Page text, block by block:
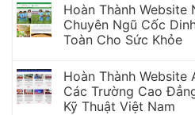
Hoàn Thành Website
Chuyên Ngũ Cốc
Toàn Cho Sức Khỏe
Hoàn Thành Website
Các Trường Cao
Kỹ Thuật Việt Nam